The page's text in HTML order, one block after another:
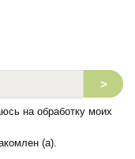
>
на обработку моих
(а).